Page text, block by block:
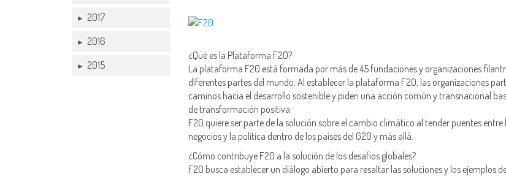
► 2017
► 2016
► 2015
¿Qué es la Plataforma F20?
La plataforma F20 está formada por más de 45 fundaciones y organizaciones
diferentes partes del mundo. Al establecer la plataforma F20, las organizaciones
caminos hacia el desarrollo sostenible y piden una acción común y transnacional
de transformación positiva.
F20 quiere ser parte de la solución sobre el cambio climático al tender puentes entre
negocios y la política dentro de los países del G20 y más allá.
¿Cómo contribuye F20 a la solución de los desafíos globales?
F20 busca establecer un diálogo abierto para resaltar las soluciones y los ejemplos